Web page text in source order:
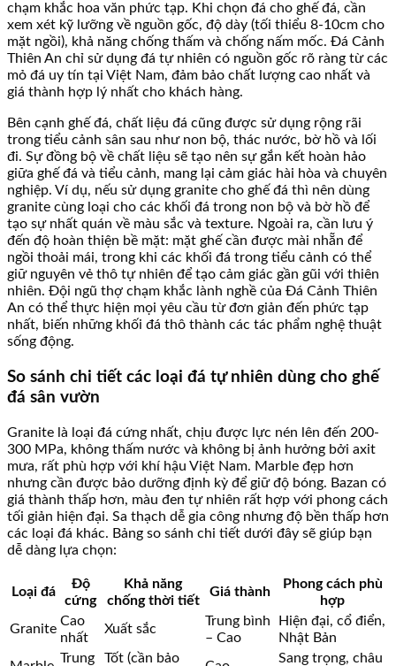
chạm khắc hoa văn phức tạp. Khi chọn đá cho ghế đá, cần
xem xét kỹ lưỡng về nguồn gốc, độ dày (tối thiểu 8-10cm cho
mặt ngồi), khả năng chống thấm và chống nấm mốc. Đá Cảnh
Thiên An chỉ sử dụng đá tự nhiên có nguồn gốc rõ ràng từ các
mỏ đá uy tín tại Việt Nam, đảm bảo chất lượng cao nhất và
giá thành hợp lý nhất cho khách hàng.
Bên cạnh ghế đá, chất liệu đá cũng được sử dụng rộng rãi
trong tiểu cảnh sân sau như non bộ, thác nước, bờ hồ và lối
đi. Sự đồng bộ về chất liệu sẽ tạo nên sự gắn kết hoàn hảo
giữa ghế đá và tiểu cảnh, mang lại cảm giác hài hòa và chuyên
nghiệp. Ví dụ, nếu sử dụng granite cho ghế đá thì nên dùng
granite cùng loại cho các khối đá trong non bộ và bờ hồ để
tạo sự nhất quán về màu sắc và texture. Ngoài ra, cần lưu ý
đến độ hoàn thiện bề mặt: mặt ghế cần được mài nhẵn để
ngồi thoải mái, trong khi các khối đá trong tiểu cảnh có thể
giữ nguyên vẻ thô tự nhiên để tạo cảm giác gần gũi với thiên
nhiên. Đội ngũ thợ chạm khắc lành nghề của Đá Cảnh Thiên
An có thể thực hiện mọi yêu cầu từ đơn giản đến phức tạp
nhất, biến những khối đá thô thành các tác phẩm nghệ thuật
sống động.
So sánh chi tiết các loại đá tự nhiên dùng cho ghế
đá sân vườn
Granite là loại đá cứng nhất, chịu được lực nén lên đến 200-
300 MPa, không thấm nước và không bị ảnh hưởng bởi axit
mưa, rất phù hợp với khí hậu Việt Nam. Marble đẹp hơn
nhưng cần được bảo dưỡng định kỳ để giữ độ bóng. Bazan có
giá thành thấp hơn, màu đen tự nhiên rất hợp với phong cách
tối giản hiện đại. Sa thạch dễ gia công nhưng độ bền thấp hơn
các loại đá khác. Bảng so sánh chi tiết dưới đây sẽ giúp bạn
dễ dàng lựa chọn:
Loại đá
Độ
cứng
Khả năng
chống thời tiết
Giá thành
Phong cách phù
hợp
Granite
Cao
nhất
Xuất sắc
Trung bình
– Cao
Hiện đại, cổ điển,
Nhật Bản
Trung
Tốt (cần bảo
Sang trọng, châu